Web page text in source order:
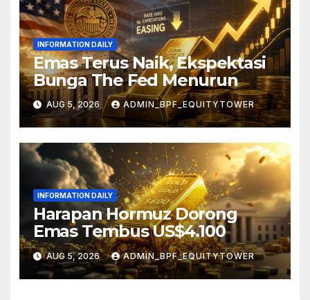
INFORMATION DAILY
Emas Terus Naik, Ekspektasi
Bunga The Fed Menurun
AUG 5, 2026 ADMIN_BPF_EQUITYTOWER
INFORMATION DAILY
Harapan Hormuz Dorong
Emas Tembus US$4.100
AUG 5, 2026 ADMIN_BPF_EQUITYTOWER